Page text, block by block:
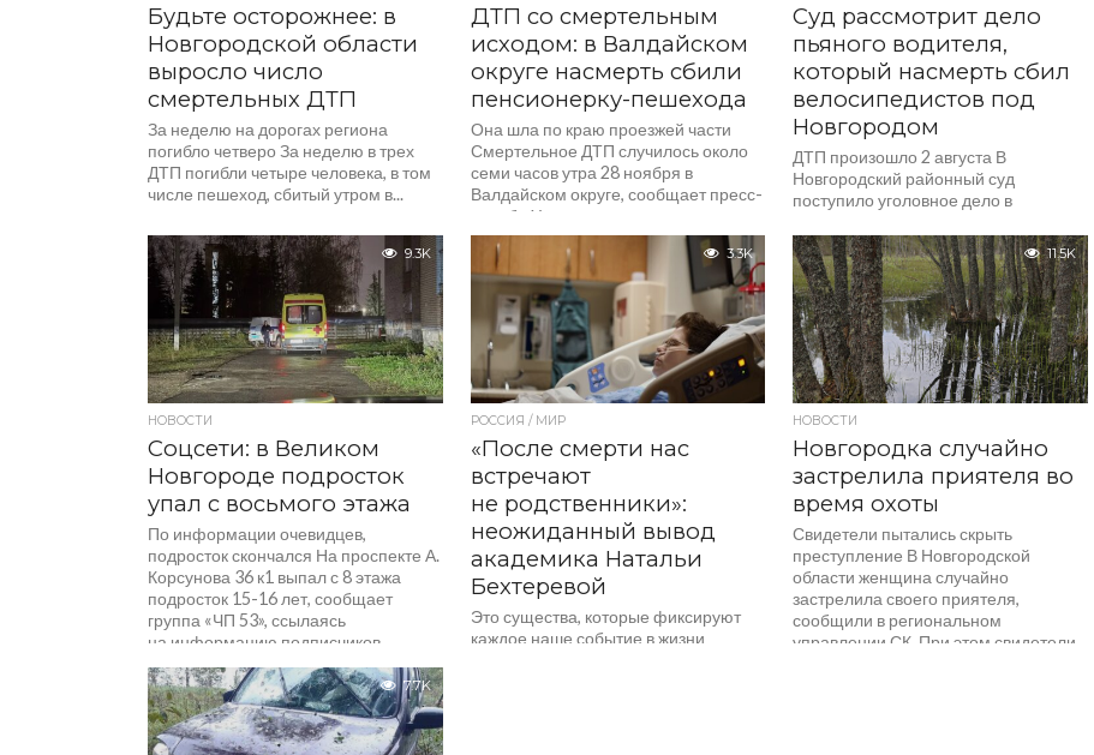
Будьте осторожнее: в
Новгородской области
выросло число
смертельных ДТП
За неделю на дорогах региона
погибло четверо За неделю в трех
ДТП погибли четыре человека, в том
числе пешеход, сбитый утром в...
ДТП со смертельным
исходом: в Валдайском
округе насмерть сбили
пенсионерку-пешехода
Она шла по краю проезжей части
Смертельное ДТП случилось около
семи часов утра 28 ноября в
Валдайском округе, сообщает пресс-
служба Управления
Госавтоинспекции...
Суд рассмотрит дело
пьяного водителя,
который насмерть сбил
велосипедистов под
Новгородом
ДТП произошло 2 августа В
Новгородский районный суд
поступило уголовное дело в
пьяным сбил насмерть
велосипедистов. Об этом...
9.3K
НОВОСТИ
Соцсети: в Великом
Новгороде подросток
упал с восьмого этажа
По информации очевидцев,
подросток скончался На проспекте А.
Корсунова 36 к1 выпал с 8 этажа
подросток 15-16 лет, сообщает
группа «ЧП 53», ссылаясь
на информацию подписчиков.
Сообщается, что,...
3.3K
РОССИЯ / МИР
«После смерти нас
встречают
не родственники»:
неожиданный вывод
академика Натальи
Бехтеревой
Это существа, которые фиксируют
каждое наше событие в жизни
11.5K
НОВОСТИ
Новгородка случайно
застрелила приятеля во
время охоты
Свидетели пытались скрыть
преступление В Новгородской
области женщина случайно
застрелила своего приятеля,
сообщили в региональном
управлении СК. При этом свидетели
7.7K